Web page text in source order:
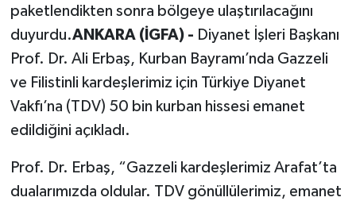
paketlendikten sonra bölgeye ulaştırılacağını
duyurdu.ANKARA (İGFA) - Diyanet İşleri Başkanı
Prof. Dr. Ali Erbaş, Kurban Bayramı’nda Gazzeli
ve Filistinli kardeşlerimiz için Türkiye Diyanet
Vakfı’na (TDV) 50 bin kurban hissesi emanet
edildiğini açıkladı.
Prof. Dr. Erbaş, “Gazzeli kardeşlerimiz Arafat’ta
dualarımızda oldular. TDV gönüllülerimiz, emanet